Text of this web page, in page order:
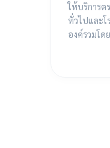
ให้บริการต
ทั่วไปและ
องค์รวมโ